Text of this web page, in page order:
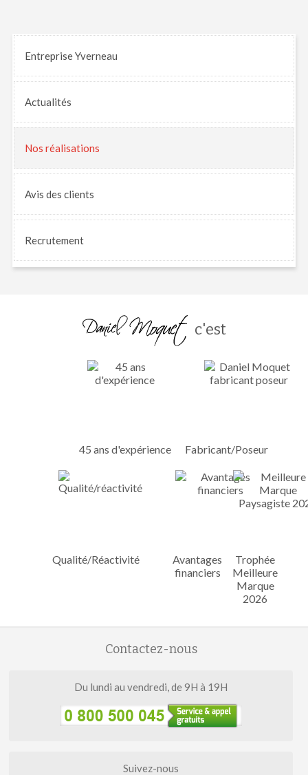
Entreprise Yverneau
Actualités
Nos réalisations
Avis des clients
Recrutement
c'est
45 ans d'expérience Fabricant/Poseur
Qualité/Réactivité
Avantages
financiers
Trophée
Meilleure
Marque
2026
Contactez-nous
Du lundi au vendredi, de 9H à 19H
Suivez-nous